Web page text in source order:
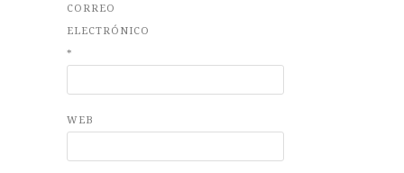
CORREO
ELECTRÓNICO
*
WEB